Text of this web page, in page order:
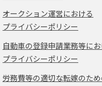
オークション運営における
プライバシーポリシー
自動車の登録申請業務等にお
プライバシーポリシー
労務費等の適切な転嫁のため